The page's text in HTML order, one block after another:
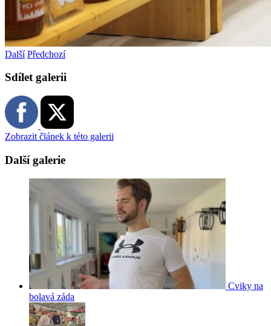
Další Předchozí
Sdílet galerii
Zobrazit článek k této galerii
Další galerie
Cviky na
bolavá záda